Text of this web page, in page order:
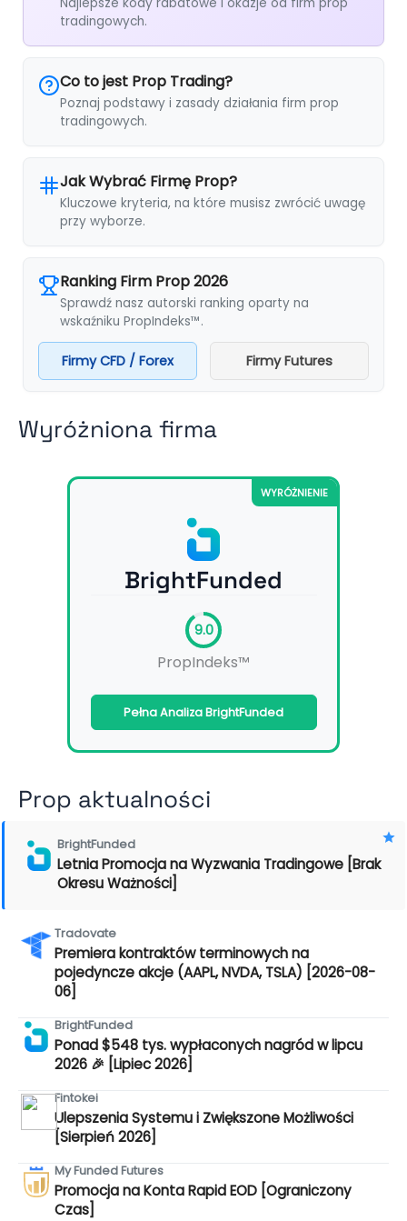
tradingowych.
Co to jest Prop Trading?
Poznaj podstawy i zasady działania firm prop
tradingowych.
Jak Wybrać Firmę Prop?
Kluczowe kryteria, na które musisz zwrócić uwagę
przy wyborze.
Ranking Firm Prop 2026
Sprawdź nasz autorski ranking oparty na
wskaźniku PropIndeks™.
Firmy CFD / Forex Firmy Futures
Wyróżniona firma
WYRÓŻNIENIE
BrightFunded
9.0
PropIndeks™
Pełna Analiza BrightFunded
Prop aktualności
BrightFunded
Letnia Promocja na Wyzwania Tradingowe [Brak
Okresu Ważności]
Tradovate
Premiera kontraktów terminowych na
pojedyncze akcje (AAPL, NVDA, TSLA) [2026-08-
06]
BrightFunded
Ponad $548 tys. wypłaconych nagród w lipcu
2026 🎉 [Lipiec 2026]
Fintokei
Ulepszenia Systemu i Zwiększone Możliwości
[Sierpień 2026]
My Funded Futures
Promocja na Konta Rapid EOD [Ograniczony
Czas]